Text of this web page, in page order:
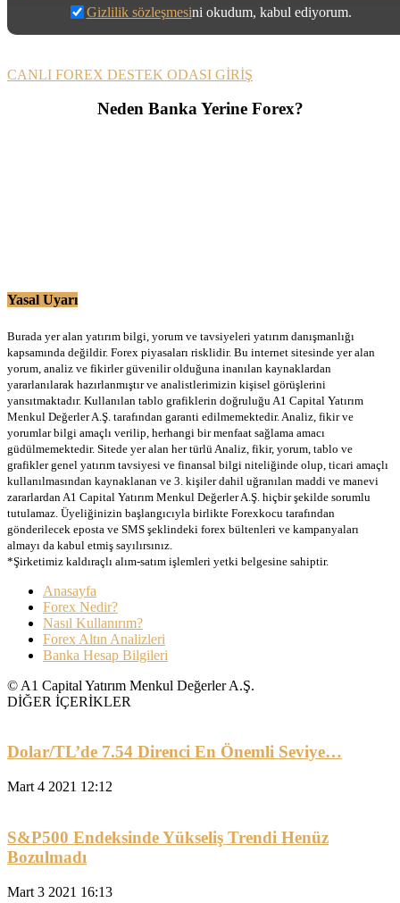
Gizlilik sözleşmesini okudum, kabul ediyorum.
CANLI FOREX DESTEK ODASI GİRİŞ
Neden Banka Yerine Forex?
Yasal Uyarı
Burada yer alan yatırım bilgi, yorum ve tavsiyeleri yatırım danışmanlığı
kapsamında değildir. Forex piyasaları risklidir. Bu internet sitesinde yer alan
yorum, analiz ve fikirler güvenilir olduğuna inanılan kaynaklardan
yararlanılarak hazırlanmıştır ve analistlerimizin kişisel görüşlerini
yansıtmaktadır. Kullanılan tablo grafiklerin doğruluğu A1 Capital Yatırım
Menkul Değerler A.Ş. tarafından garanti edilmemektedir. Analiz, fikir ve
yorumlar bilgi amaçlı verilip, herhangi bir menfaat sağlama amacı
güdülmemektedir. Sitede yer alan her türlü Analiz, fikir, yorum, tablo ve
grafikler genel yatırım tavsiyesi ve finansal bilgi niteliğinde olup, ticari amaçlı
kullanılmasından kaynaklanan ve 3. kişiler dahil uğranılan maddi ve manevi
zararlardan A1 Capital Yatırım Menkul Değerler A.Ş. hiçbir şekilde sorumlu
tutulamaz. Üyeliğinizin başlangıcıyla birlikte Forexkocu tarafından
gönderilecek eposta ve SMS şeklindeki forex bültenleri ve kampanyaları
almayı da kabul etmiş sayılırsınız.
*Şirketimiz kaldıraçlı alım-satım işlemleri yetki belgesine sahiptir.
Anasayfa
Forex Nedir?
Nasıl Kullanırım?
Forex Altın Analizleri
Banka Hesap Bilgileri
© A1 Capital Yatırım Menkul Değerler A.Ş.
DİĞER İÇERİKLER
Dolar/TL’de 7.54 Direnci En Önemli Seviye…
Mart 4 2021 12:12
S&P500 Endeksinde Yükseliş Trendi Henüz
Bozulmadı
Mart 3 2021 16:13